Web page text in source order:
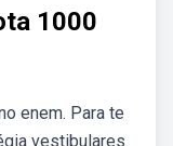
1000
enem. Para te
vestibulares